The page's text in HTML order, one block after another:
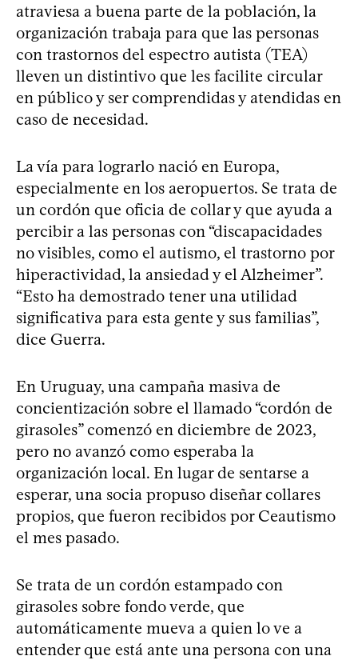
atraviesa a buena parte de la población, la
organización trabaja para que las personas
con trastornos del espectro autista (TEA)
lleven un distintivo que les facilite circular
en público y ser comprendidas y atendidas en
caso de necesidad.
La vía para lograrlo nació en Europa,
especialmente en los aeropuertos. Se trata de
un cordón que oficia de collar y que ayuda a
percibir a las personas con “discapacidades
no visibles, como el autismo, el trastorno por
hiperactividad, la ansiedad y el Alzheimer”.
“Esto ha demostrado tener una utilidad
significativa para esta gente y sus familias”,
dice Guerra.
En Uruguay, una campaña masiva de
concientización sobre el llamado “cordón de
girasoles” comenzó en diciembre de 2023,
pero no avanzó como esperaba la
organización local. En lugar de sentarse a
esperar, una socia propuso diseñar collares
propios, que fueron recibidos por Ceautismo
el mes pasado.
Se trata de un cordón estampado con
girasoles sobre fondo verde, que
automáticamente mueva a quien lo ve a
entender que está ante una persona con una